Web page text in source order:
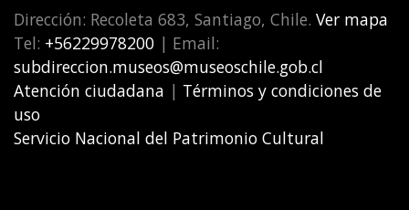
Dirección: Recoleta 683, Santiago, Chile. Ver mapa
Tel: +56229978200 | Email:
subdireccion.museos@museoschile.gob.cl
Atención ciudadana | Términos y condiciones de
uso
Servicio Nacional del Patrimonio Cultural